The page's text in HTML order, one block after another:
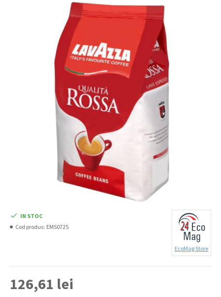
126,61 lei
IN STOC
Cod produs: EMS0725
EcoMag Store